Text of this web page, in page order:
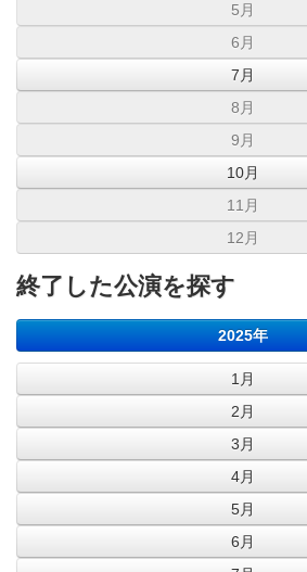
5月
6月
7月
8月
9月
10月
11月
12月
終了した公演を探す
2025年
1月
2月
3月
4月
5月
6月